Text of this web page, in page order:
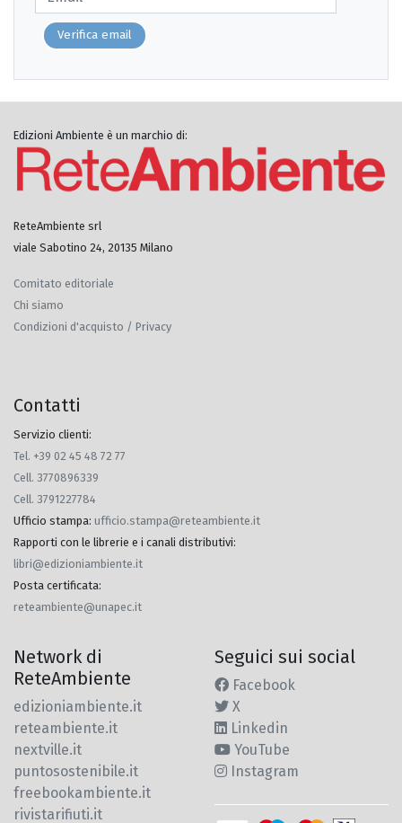
Verifica email
Edizioni Ambiente è un marchio di:
ReteAmbiente srl
viale Sabotino 24, 20135 Milano
Comitato editoriale
Chi siamo
Condizioni d'acquisto / Privacy
Contatti
Servizio clienti:
Tel. +39 02 45 48 72 77
Cell. 3770896339
Cell. 3791227784
Ufficio stampa: ufficio.stampa@reteambiente.it
Rapporti con le librerie e i canali distributivi:
libri@edizioniambiente.it
Posta certificata:
reteambiente@unapec.it
Network di
ReteAmbiente
edizioniambiente.it
reteambiente.it
nextville.it
puntosostenibile.it
freebookambiente.it
rivistarifiuti.it
Seguici sui social
Facebook
X
Linkedin
YouTube
Instagram